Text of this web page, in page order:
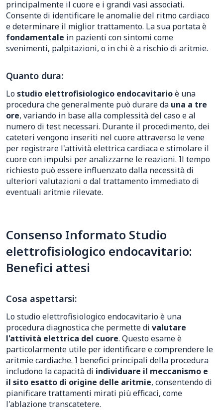
principalmente il cuore e i grandi vasi associati.
Consente di identificare le anomalie del ritmo cardiaco
e determinare il miglior trattamento. La sua portata è
fondamentale in pazienti con sintomi come
svenimenti, palpitazioni, o in chi è a rischio di aritmie.
Quanto dura:
Lostudio elettrofisiologico endocavitarioè una
procedura che generalmente può durare da una a tre
ore, variando in base alla complessità del caso e al
numero di test necessari. Durante il procedimento, dei
cateteri vengono inseriti nel cuore attraverso le vene
per registrare l'attività elettrica cardiaca e stimolare il
cuore con impulsi per analizzarne le reazioni. Il tempo
richiesto può essere influenzato dalla necessità di
ulteriori valutazioni o dal trattamento immediato di
eventuali aritmie rilevate.
Consenso Informato Studio
elettrofisiologico endocavitario:
Benefici attesi
Cosa aspettarsi:
Lo studio elettrofisiologico endocavitario è una
procedura diagnostica che permette di valutare
l'attività elettrica del cuore. Questo esame è
particolarmente utile per identificare e comprendere le
aritmie cardiache. I benefici principali della procedura
includono la capacità di individuare il meccanismo e
il sito esatto di origine delle aritmie, consentendo di
pianificare trattamenti mirati più efficaci, come
l'ablazione transcatetere.